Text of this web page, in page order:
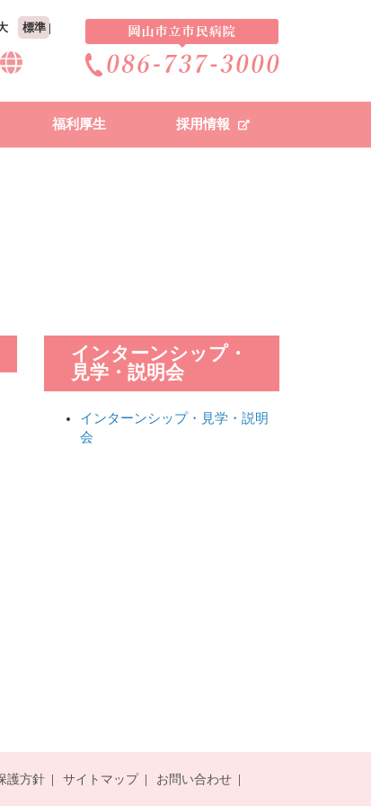
標準
福利厚生 採用情報
インターンシップ・
見学・説明会
インターンシップ・見学・説明
会
護方針 サイトマップ お問い合わせ